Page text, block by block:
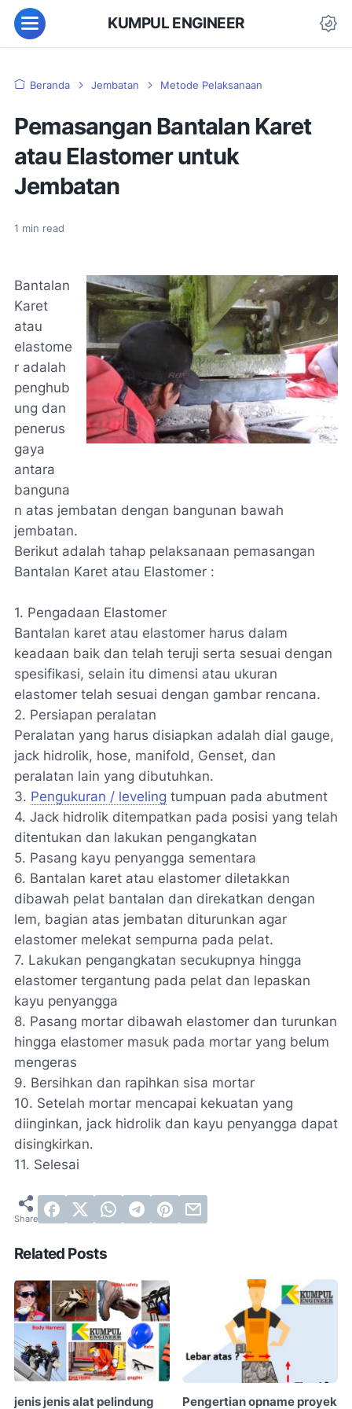
KUMPUL ENGINEER
Beranda Jembatan Metode Pelaksanaan
Pemasangan Bantalan Karet
atau Elastomer untuk
Jembatan
1 min read
Bantalan
Karet
atau
elastome
r adalah
penghub
ung dan
penerus
gaya
antara
banguna
n atas jembatan dengan bangunan bawah
jembatan.
Berikut adalah tahap pelaksanaan pemasangan
Bantalan Karet atau Elastomer :
1. Pengadaan Elastomer
Bantalan karet atau elastomer harus dalam
keadaan baik dan telah teruji serta sesuai dengan
spesifikasi, selain itu dimensi atau ukuran
elastomer telah sesuai dengan gambar rencana.
2. Persiapan peralatan
Peralatan yang harus disiapkan adalah dial gauge,
jack hidrolik, hose, manifold, Genset, dan
peralatan lain yang dibutuhkan.
3. Pengukuran / leveling tumpuan pada abutment
4. Jack hidrolik ditempatkan pada posisi yang telah
ditentukan dan lakukan pengangkatan
5. Pasang kayu penyangga sementara
6. Bantalan karet atau elastomer diletakkan
dibawah pelat bantalan dan direkatkan dengan
lem, bagian atas jembatan diturunkan agar
elastomer melekat sempurna pada pelat.
7. Lakukan pengangkatan secukupnya hingga
elastomer tergantung pada pelat dan lepaskan
kayu penyangga
8. Pasang mortar dibawah elastomer dan turunkan
hingga elastomer masuk pada mortar yang belum
mengeras
9. Bersihkan dan rapihkan sisa mortar
10. Setelah mortar mencapai kekuatan yang
diinginkan, jack hidrolik dan kayu penyangga dapat
disingkirkan.
11. Selesai
Related Posts
jenis jenis alat pelindung Pengertian opname proyek